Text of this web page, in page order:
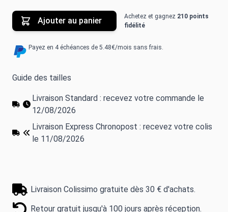
Ajouter au panier Achetez et gagnez 210 points
fidélité
Payez en 4 échéances de 5.48€/mois sans frais.
Guide des tailles
Livraison Standard : recevez votre commande le
12/08/2026
Livraison Express Chronopost : recevez votre colis
le 11/08/2026
Livraison Colissimo gratuite dès 30 € d'achats.
Retour gratuit jusqu'à 100 jours après réception.